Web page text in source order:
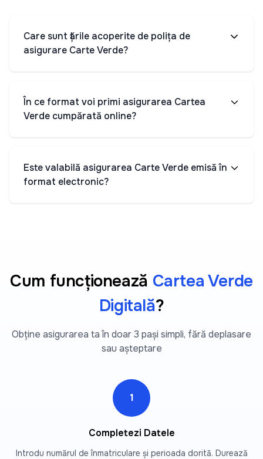
Care sunt țările acoperite de polița de
asigurare Carte Verde?
În ce format voi primi asigurarea Cartea
Verde cumpărată online?
Este valabilă asigurarea Carte Verde emisă în
format electronic?
Cum funcționează Cartea Verde
Digitală?
Obține asigurarea ta în doar 3 pași simpli, fără deplasare
sau așteptare
1
Completezi Datele
Introdu numărul de înmatriculare și perioada dorită. Durează